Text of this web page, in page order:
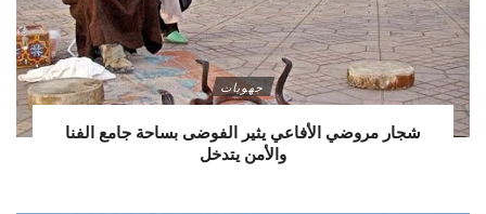
جهويات
شجار مروضي الأفاعي يثير الفوضى بساحة جامع الفنا
والأمن يتدخل